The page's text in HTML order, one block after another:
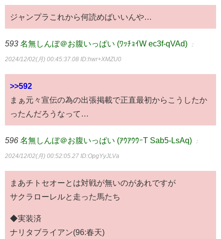
ジャンプラこれから何読めばいいんや…
593 名無しんぼ＠お腹いっぱい (ﾜｯﾁｮｲW ec3f-qVAd) ：
2024/12/02(月) 00:45:37.08 ID:hwr+XMZU0
>>592
まぁ元々宣伝の為の出張掲載で正直最初からこうしたか
ったんだろうなって…
596 名無しんぼ＠お腹いっぱい (ｱｳｱｳｳｰT Sab5-LsAq) ：
2024/12/02(月) 00:52:05.27 ID:OpgYyJLVa
まあチトセオーとは対戦が無いのがあれですが
サクラローレルと走った馬たち
◆実装済
ナリタブライアン(96:春天)